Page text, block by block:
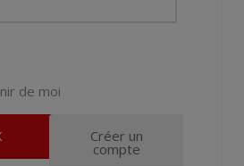
de moi
Créer un
compte